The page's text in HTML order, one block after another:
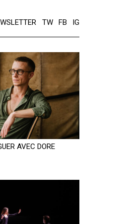
TW FB IG
AVEC DORE